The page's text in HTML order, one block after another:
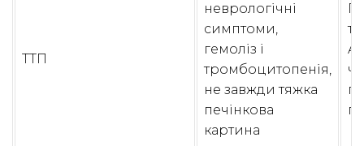
ТТП
неврологічні
симптоми,
гемоліз і
тромбоцитопенія,
не завжди тяжка
печінкова
картина